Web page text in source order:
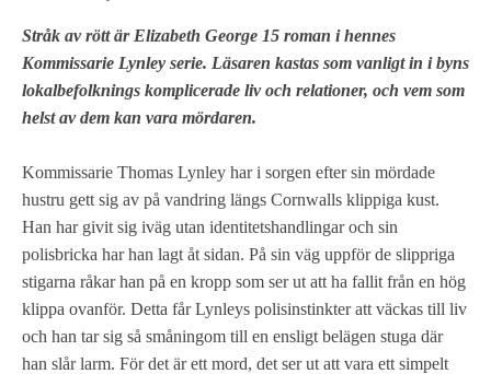
Stråk av rött är Elizabeth George 15 roman i hennes
Kommissarie Lynley serie. Läsaren kastas som vanligt in i byns
lokalbefolknings komplicerade liv och relationer, och vem som
helst av dem kan vara mördaren.
Kommissarie Thomas Lynley har i sorgen efter sin mördade
hustru gett sig av på vandring längs Cornwalls klippiga kust.
Han har givit sig iväg utan identitetshandlingar och sin
polisbricka har han lagt åt sidan. På sin väg uppför de slippriga
stigarna råkar han på en kropp som ser ut att ha fallit från en hög
klippa ovanför. Detta får Lynleys polisinstinkter att väckas till liv
och han tar sig så småningom till en ensligt belägen stuga där
han slår larm. För det är ett mord, det ser ut att vara ett simpelt